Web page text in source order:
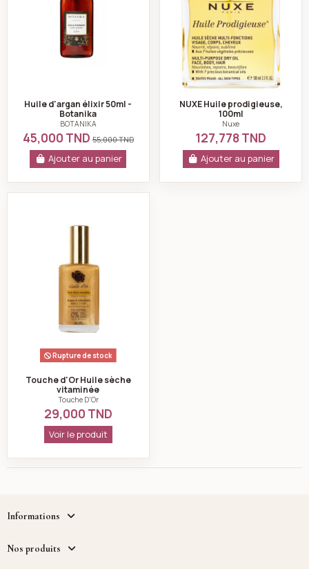
Huile d'argan élixir 50ml -
Botanika
BOTANIKA
45,000 TND 55,000 TND
Ajouter au panier
NUXE Huile prodigieuse,
100ml
Nuxe
127,778 TND
Ajouter au panier
Rupture de stock
Touche d'Or Huile sèche
vitaminée
Touche D'Or
29,000 TND
Voir le produit: Touche d'Or Huile sèche vitaminée
Informations
Nos produits